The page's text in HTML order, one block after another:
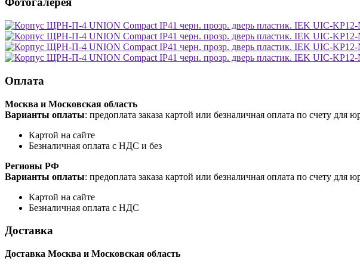
Оплата
Москва и Московская область
Варианты оплаты: предоплата заказа картой или безналичная оплата по счету
Картой на сайте
Безналичная оплата с НДС и без
Регионы РФ
Варианты оплаты: предоплата заказа картой или безналичная оплата по счету
Картой на сайте
Безналичная оплата с НДС
Доставка
Доставка Москва и Московская область